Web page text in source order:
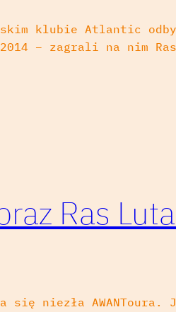
klubie Atlantic
– zagrali na nim
Ras
niezła AWANToura.